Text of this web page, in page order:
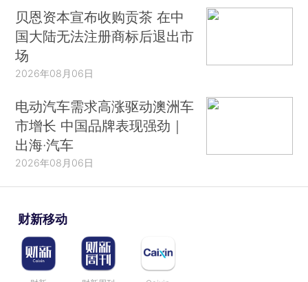
贝恩资本宣布收购贡茶 在中
国大陆无法注册商标后退出市
场
2026年08月06日
电动汽车需求高涨驱动澳洲车
市增长 中国品牌表现强劲｜
出海·汽车
2026年08月06日
财新移动